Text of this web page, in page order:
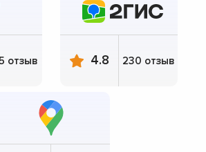
отзыв 4.8 230 отзыв